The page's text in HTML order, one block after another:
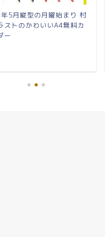
5月縦型の月曜始まり 村
ストのかわいいA4無料カ
ー